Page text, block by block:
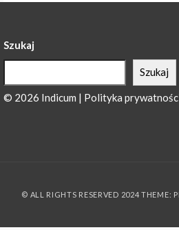
Szukaj
Szukaj
© 2026 Indicum | Polityka
© ALL RIGHTS RESERVED 2024 THEME: